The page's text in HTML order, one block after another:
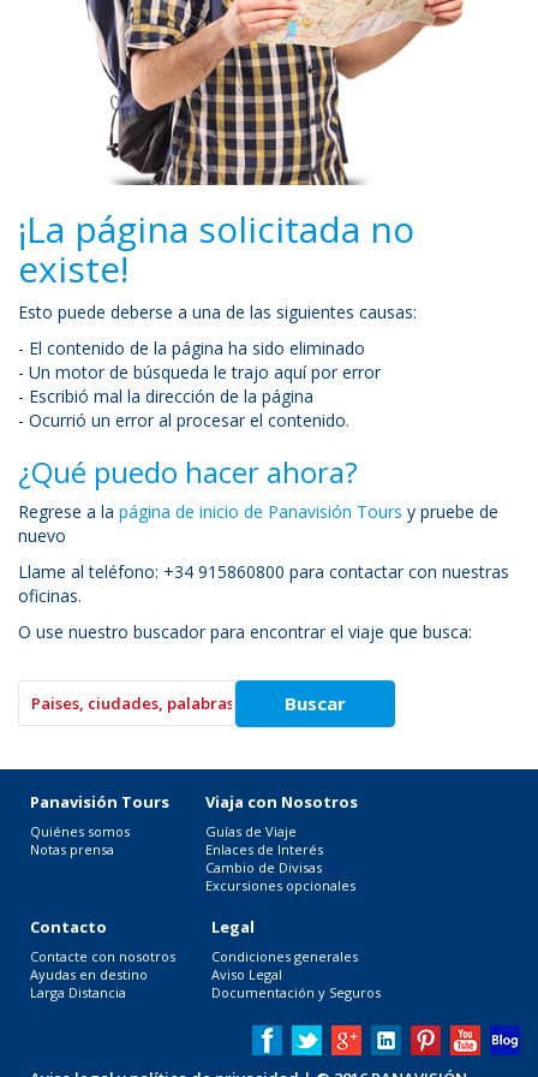
¡La página solicitada no
existe!
Esto puede deberse a una de las siguientes causas:
- El contenido de la página ha sido eliminado
- Un motor de búsqueda le trajo aquí por error
- Escribió mal la dirección de la página
- Ocurrió un error al procesar el contenido.
¿Qué puedo hacer ahora?
Regrese a la página de inicio de Panavisión Tours y pruebe de
nuevo
Llame al teléfono: +34 915860800 para contactar con nuestras
oficinas.
O use nuestro buscador para encontrar el viaje que busca:
Panavisión Tours
Quiénes somos
Notas prensa
Viaja con Nosotros
Guías de Viaje
Enlaces de Interés
Cambio de Divisas
Excursiones opcionales
Contacto
Contacte con nosotros
Ayudas en destino
Larga Distancia
Legal
Condiciones generales
Aviso Legal
Documentación y Seguros